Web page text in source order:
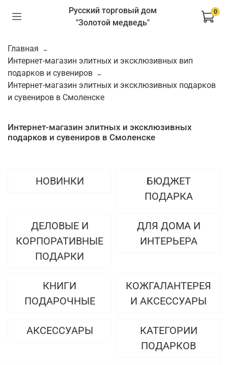
Русский торговый дом
"Золотой медведь"
0
Главная
Интернет-магазин элитных и эксклюзивных вип
подарков и сувениров
Интернет-магазин элитных и эксклюзивных подарков
и сувениров в Смоленске
Интернет-магазин элитных и эксклюзивных
подарков и сувениров в Смоленске
НОВИНКИ
БЮДЖЕТ
ПОДАРКА
ДЕЛОВЫЕ И
КОРПОРАТИВНЫЕ
ПОДАРКИ
ДЛЯ ДОМА И
ИНТЕРЬЕРА
КНИГИ
ПОДАРОЧНЫЕ
КОЖГАЛАНТЕРЕЯ
И АКСЕССУАРЫ
АКСЕССУАРЫ
КАТЕГОРИИ
ПОДАРКОВ